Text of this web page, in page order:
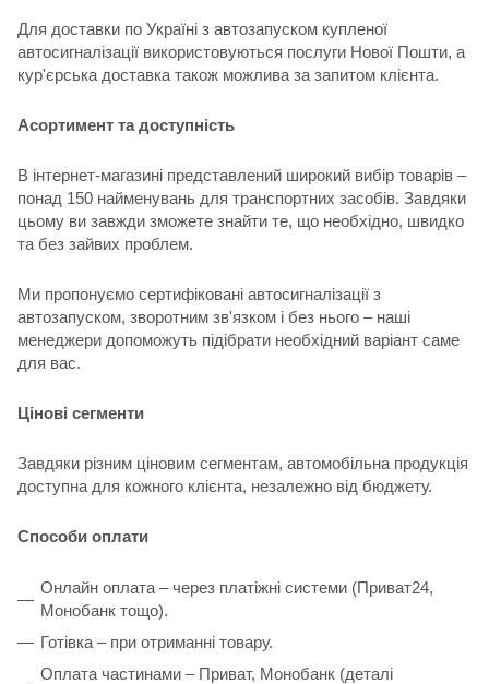
Для доставки по Україні з автозапуском купленої
автосигналізації використовуються послуги Нової Пошти, а
кур'єрська доставка також можлива за запитом клієнта.
Асортимент та доступність
В інтернет-магазині представлений широкий вибір товарів –
понад 150 найменувань для транспортних засобів. Завдяки
цьому ви завжди зможете знайти те, що необхідно, швидко
та без зайвих проблем.
Ми пропонуємо сертифіковані автосигналізації з
автозапуском, зворотним зв'язком і без нього – наші
менеджери допоможуть підібрати необхідний варіант саме
для вас.
Цінові сегменти
Завдяки різним ціновим сегментам, автомобільна продукція
доступна для кожного клієнта, незалежно від бюджету.
Способи оплати
Онлайн оплата – через платіжні системи (Приват24,
Монобанк тощо).
Готівка – при отриманні товару.
Оплата частинами – Приват, Монобанк (деталі